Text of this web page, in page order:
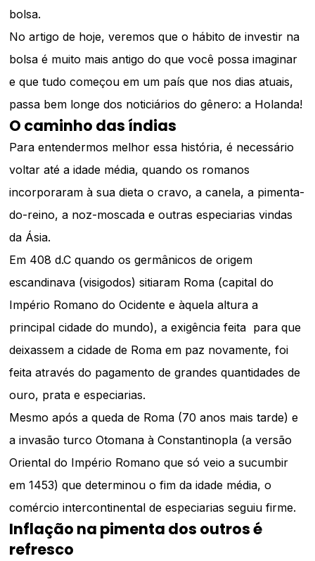
bolsa.
No artigo de hoje, veremos que o hábito de investir na
bolsa é muito mais antigo do que você possa imaginar
e que tudo começou em um país que nos dias atuais,
passa bem longe dos noticiários do gênero: a Holanda!
O caminho das índias
Para entendermos melhor essa história, é necessário
voltar até a idade média, quando os romanos
incorporaram à sua dieta o cravo, a canela, a pimenta-
do-reino, a noz-moscada e outras especiarias vindas
da Ásia.
Em 408 d.C quando os germânicos de origem
escandinava (visigodos) sitiaram Roma (capital do
Império Romano do Ocidente e àquela altura a
principal cidade do mundo), a exigência feita para que
deixassem a cidade de Roma em paz novamente, foi
feita através do pagamento de grandes quantidades de
ouro, prata e especiarias.
Mesmo após a queda de Roma (70 anos mais tarde) e
a invasão turco Otomana à Constantinopla (a versão
Oriental do Império Romano que só veio a sucumbir
em 1453) que determinou o fim da idade média, o
comércio intercontinental de especiarias seguiu firme.
Inflação na pimenta dos outros é
refresco